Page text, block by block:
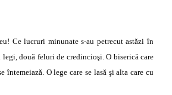
Ce lucruri minunate s-au petrecut astăzi în
două feluri de credincioşi. O biserică care
întemeiază. O lege care se lasă şi alta care cu